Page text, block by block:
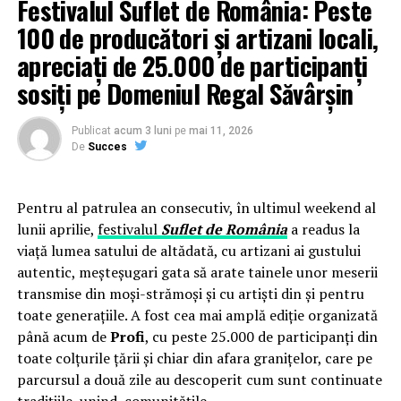
necreştinul Îl visează imperfect, aproximîndu-L
mitologic sau filosofic, cu puteri omeneşti (drama
“religiilor naturale”)[4]. Dar Dumnezeul Cel Viu nu poate
fi substituit nici de Zeii Fabulei, nici de Dumnezeul
abstract al filosofilor! Nu-i mai puţin adevărat că orice
om religios, fie el creştin sau necreştin, este principial
orientat spre Divinitate, simţindu-se insuficient sieşi şi
refuzîndu-se “devenirii oarbe”, “vremii care vremuieşte”.
autonom” de la care am pornit, cel ce raportează totul
la sine însuşi, tinzînd să se în-singureze în ţarcul acestei
lumi, dominat de trufie şi de amăgire. Împrumutînd
termenii lui Bossuet (la care şi Petre Ţuţea obişnuia să
facă apel), putem spune că “omul autonom”, ignorînd
“calea Domnului”, bîjbîie ca un orb pe “calea omului”.
Sau, în termeni augustinieni, el întoarce spatele
acelei civitas Dei şi se înfundă, cu perversă voluptate,
în civitas terrena.
Festivalul Suflet de România: Peste
100 de producători și artizani locali,
apreciați de 25.000 de participanți
sosiți pe Domeniul Regal Săvârșin
Publicat acum 3 luni pe mai 11, 2026
De Succes
Pentru al patrulea an consecutiv, în ultimul weekend al
lunii aprilie, festivalul Suflet de Româniaa readus la
viață lumea satului de altădată, cu artizani ai gustului
autentic, meșteșugari gata să arate tainele unor meserii
transmise din moși-strămoși și cu artiști din și pentru
toate generațiile. A fost cea mai amplă ediție organizată
până acum deProfi, cu peste 25.000 de participanți din
toate colțurile țării și chiar din afara granițelor, care pe
parcursul a două zile au descoperit cum sunt continuate